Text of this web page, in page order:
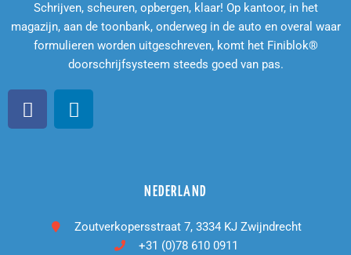
Schrijven, scheuren, opbergen, klaar! Op kantoor, in het
magazijn, aan de toonbank, onderweg in de auto en overal waar
formulieren worden uitgeschreven, komt het Finiblok®
doorschrijfsysteem steeds goed van pas.
NEDERLAND
Zoutverkopersstraat 7, 3334 KJ Zwijndrecht
+31 (0)78 610 0911